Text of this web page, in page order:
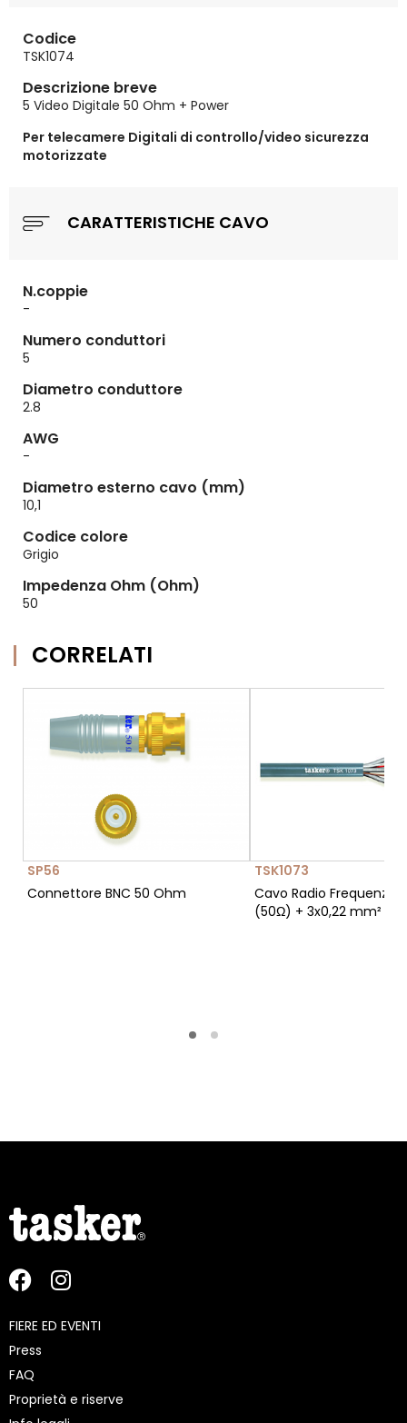
Codice
TSK1074
Descrizione breve
5 Video Digitale 50 Ohm + Power
Per telecamere Digitali di controllo/video sicurezza
motorizzate
CARATTERISTICHE CAVO
N.coppie
-
Numero conduttori
5
Diametro conduttore
2.8
AWG
-
Diametro esterno cavo (mm)
10,1
Codice colore
Grigio
Impedenza Ohm (Ohm)
50
CORRELATI
SP56
Connettore BNC 50 Ohm
TSK1073
Cavo Radio Frequenza
(50Ω) + 3x0,22 mm²
FIERE ED EVENTI
Press
FAQ
Proprietà e riserve